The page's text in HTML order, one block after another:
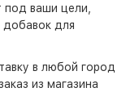
ваши цели,
для
в любой город
из магазина